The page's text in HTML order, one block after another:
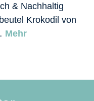
& Nachhaltig
Krokodil von
Mehr